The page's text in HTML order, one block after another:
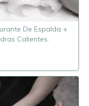
De Espalda +
Calientes.